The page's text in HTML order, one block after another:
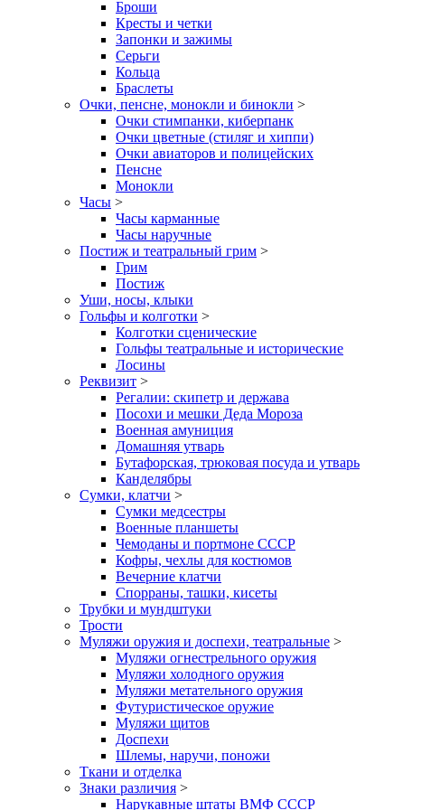
Броши
Кресты и четки
Запонки и зажимы
Серьги
Кольца
Браслеты
Очки, пенсне, монокли и бинокли >
Очки стимпанки, киберпанк
Очки цветные (стиляг и хиппи)
Очки авиаторов и полицейских
Пенсне
Монокли
Часы >
Часы карманные
Часы наручные
Постиж и театральный грим >
Грим
Постиж
Уши, носы, клыки
Гольфы и колготки >
Колготки сценические
Гольфы театральные и исторические
Лосины
Реквизит >
Регалии: скипетр и держава
Посохи и мешки Деда Мороза
Военная амуниция
Домашняя утварь
Бутафорская, трюковая посуда и утварь
Канделябры
Сумки, клатчи >
Сумки медсестры
Военные планшеты
Чемоданы и портмоне СССР
Кофры, чехлы для костюмов
Вечерние клатчи
Спорраны, ташки, кисеты
Трубки и мундштуки
Трости
Муляжи оружия и доспехи, театральные >
Муляжи огнестрельного оружия
Муляжи холодного оружия
Муляжи метательного оружия
Футуристическое оружие
Муляжи щитов
Доспехи
Шлемы, наручи, поножи
Ткани и отделка
Знаки различия >
Нарукавные штаты ВМФ СССР